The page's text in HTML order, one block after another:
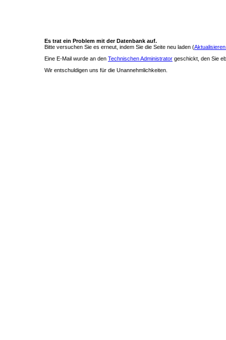
Es trat ein Problem mit der Datenbank auf.
Bitte versuchen Sie es erneut, indem Sie die Seite neu laden (
Eine E-Mail wurde an den Technischen Administrator geschickt, den Sie
Wir entschuldigen uns für die Unannehmlichkeiten.